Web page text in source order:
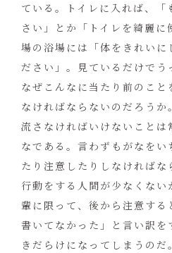
ている。トイレに入れば、「
さい」とか「トイレを綺麗に
場の浴場には「体をきれいに
ださい」。見ているだけでう
なぜこんなに当たり前のこ
なければならないのだろう
流さなければいけないこと
なである。言わずもがなを
たり注意したりしなければな
行動をする人間が少なくない
輩に限って、後から注意する
書いてなかった」と言い訳
きだらけになってしまうのだ。